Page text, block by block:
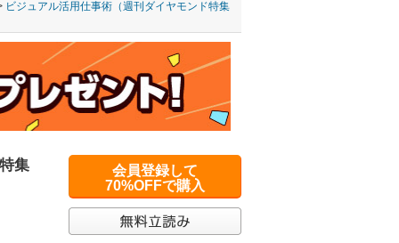
ビジュアル活用仕事術（週刊ダイヤモンド特集
集
会員登録して
70%OFFで購入